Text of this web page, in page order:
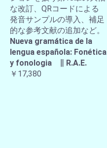
な改訂、QRコードによる
発音サンプルの導入、補足
的な参考文献の追加など。
Nueva gramática de la
lengua española: Fonética
y fonologia ∥ R.A.E.
￥17,380